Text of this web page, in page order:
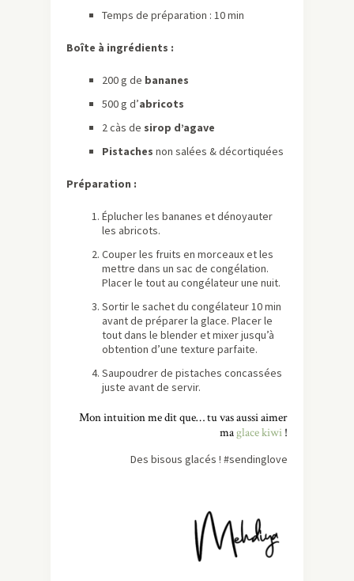
Temps de préparation : 10 min
Boîte à ingrédients :
200 g de bananes
500 g d’abricots
2 càs de sirop d’agave
Pistaches non salées & décortiquées
Préparation :
Éplucher les bananes et dénoyauter
les abricots.
Couper les fruits en morceaux et les
mettre dans un sac de congélation.
Placer le tout au congélateur une nuit.
Sortir le sachet du congélateur 10 min
avant de préparer la glace. Placer le
tout dans le blender et mixer jusqu’à
obtention d’une texture parfaite.
Saupoudrer de pistaches concassées
juste avant de servir.
Mon intuition me dit que… tu vas aussi aimer
maglace kiwi !
Des bisous glacés ! #sendinglove